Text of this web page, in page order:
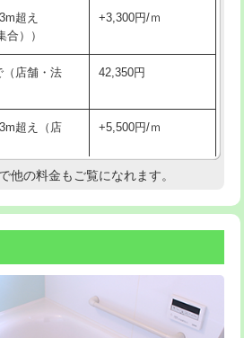
超え
合））
+3,300円/ｍ
（店舗・法
42,350円
超え（店
+5,500円/ｍ
現地調査
え
33,000円
他の料金もご覧になれます。